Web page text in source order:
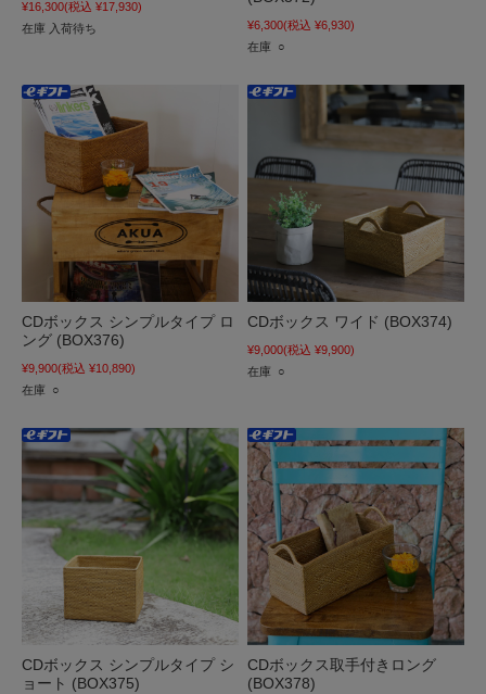
¥16,300(税込 ¥17,930)
在庫 入荷待ち
¥6,300(税込 ¥6,930)
在庫 ○
CDボックス シンプルタイプ ロ
ング (BOX376)
¥9,900(税込 ¥10,890)
在庫 ○
CDボックス ワイド (BOX374)
¥9,000(税込 ¥9,900)
在庫 ○
CDボックス シンプルタイプ シ
ョート (BOX375)
CDボックス取手付きロング
(BOX378)